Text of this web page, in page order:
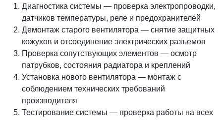
Диагностика системы — проверка электропроводки,
датчиков температуры, реле и предохранителей
Демонтаж старого вентилятора — снятие защитных
кожухов и отсоединение электрических разъемов
Проверка сопутствующих элементов — осмотр
патрубков, состояния радиатора и креплений
Установка нового вентилятора — монтаж с
соблюдением технических требований
производителя
Тестирование системы — проверка работы на всех